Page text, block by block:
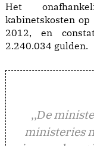
Het
kabinetskosten
2012, en
2.240.034 gulden.
,,De
ministeries